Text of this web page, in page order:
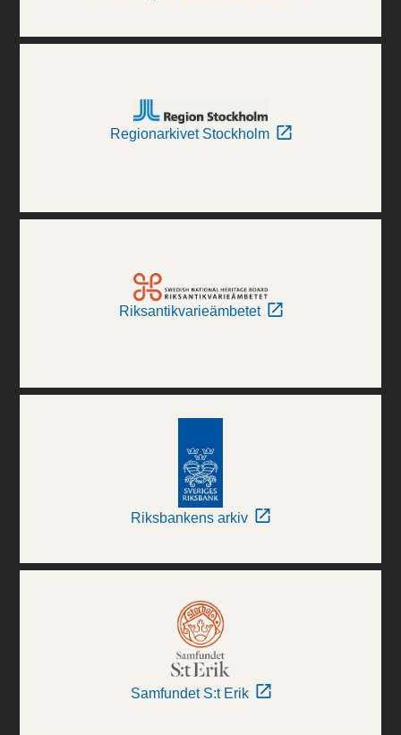
Regionarkivet Stockholm
Riksantikvarieämbetet
Riksbankens arkiv
Samfundet S:t Erik